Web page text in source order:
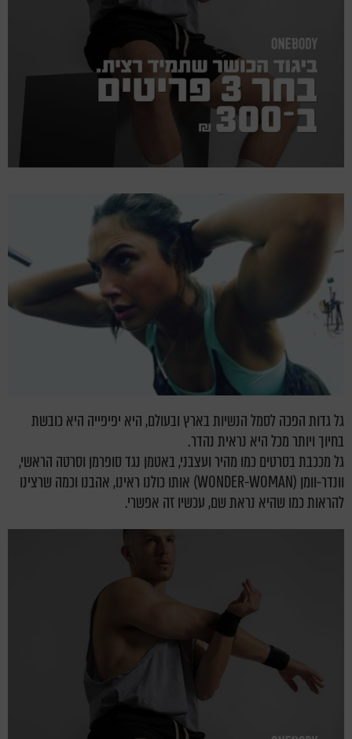
גל גדות הפכה לסמל הנשיות בארץ ובעולם, היא יפיפייה היא כובשת
בחיוך ויותר מכל היא נראית נהדר.
גל מככבת בסרטים כמו מהיר ועצבני, באטמן נגד סופרמן וסרטה הראשי,
וונדר-וומן (WONDER-WOMAN) אותו כולנו ראינו, אהבנו וכמה שרצינו
להראות כמו שהיא נראת שם, עכשיו זה אפשרי.